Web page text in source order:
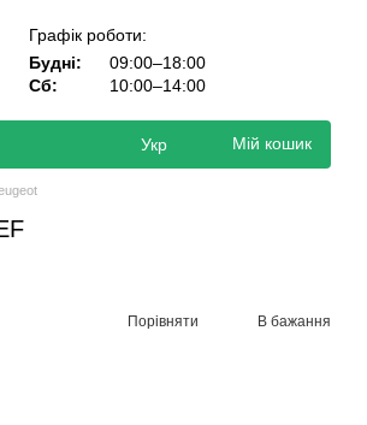
Графік роботи:
Будні:
09:00–18:00
Сб:
10:00–14:00
Укр Мій кошик
Порівняти В бажання